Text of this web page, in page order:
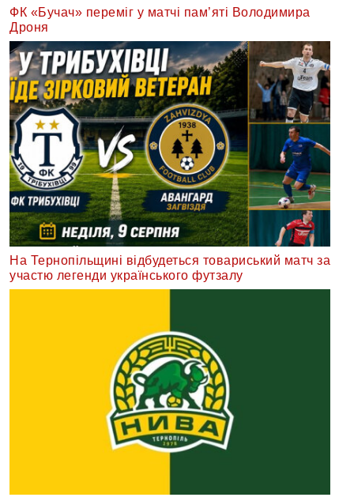
ФК «Бучач» переміг у матчі пам’яті Володимира
Дроня
На Тернопільщині відбудеться товариський матч за
участю легенди українського футзалу